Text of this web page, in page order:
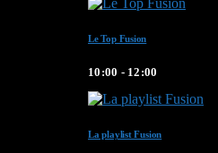
Le Top Fusion
10:00 - 12:00
La playlist Fusion